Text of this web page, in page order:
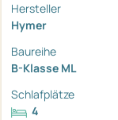
Hersteller
Hymer
Baureihe
B-Klasse ML
Schlafplätze
4